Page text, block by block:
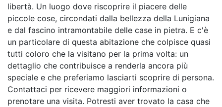
libertà. Un luogo dove riscoprire il piacere delle
piccole cose, circondati dalla bellezza della Lunigiana
e dal fascino intramontabile delle case in pietra. E c'è
un particolare di questa abitazione che colpisce quasi
tutti coloro che la visitano per la prima volta: un
dettaglio che contribuisce a renderla ancora più
speciale e che preferiamo lasciarti scoprire di persona.
Contattaci per ricevere maggiori informazioni o
prenotare una visita. Potresti aver trovato la casa che